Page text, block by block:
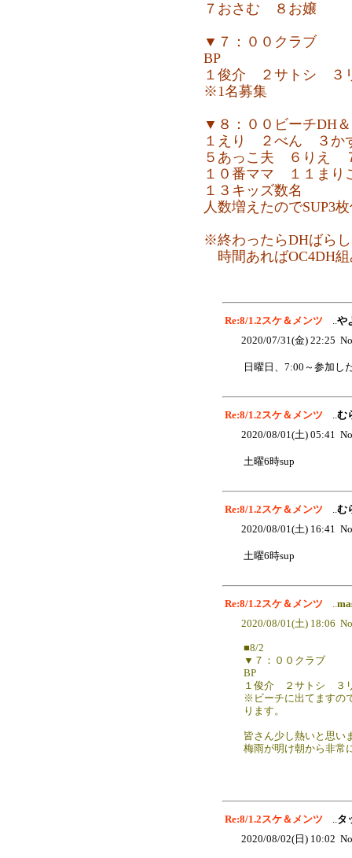
７おさむ ８お嬢
▼７：００クラブ
BP
１俊介 ２サトシ ３
※1名募集
▼８：００ビーチDH
１えり ２べん ３か
５あっこ夫 ６りえ
１０番ママ １１ま
１３キッズ数名
人数増えたのでSUP3
※終わったらDHばら
時間あればOC4DH
Re:8/1.2スケ＆メンツ ..や
2020/07/31(金) 22:25
日曜日、7:00～参加し
Re:8/1.2スケ＆メンツ ..む
2020/08/01(土) 05:41
土曜6時sup
Re:8/1.2スケ＆メンツ ..む
2020/08/01(土) 16:41
土曜6時sup
Re:8/1.2スケ＆メンツ ..
2020/08/01(土) 18:06
■8/2
▼７：００クラブ
BP
１俊介 ２サトシ ３
※ビーチに出てますの
ります。
皆さん少し熱いと思い
梅雨が明け朝から非常
Re:8/1.2スケ＆メンツ ..タ
2020/08/02(日) 10:02